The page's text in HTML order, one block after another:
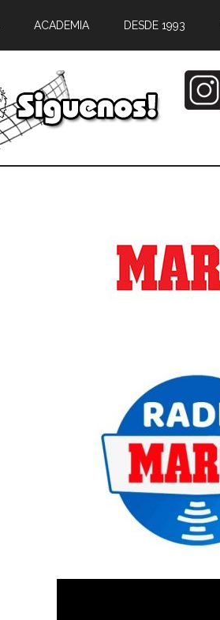
ACADEMIA DESDE 1993